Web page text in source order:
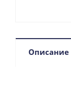
Описание